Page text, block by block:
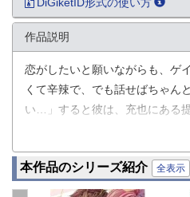
作品説明
恋がしたいと願いながらも、ゲ
くて辛辣で、でも話せばちゃ
い…」すると彼は、充也にある
本音不詳のクール保育士×恋愛
本作品のシリーズ紹介 全表示